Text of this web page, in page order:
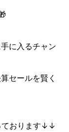
に入るチャン
セールを賢く
ております↓↓